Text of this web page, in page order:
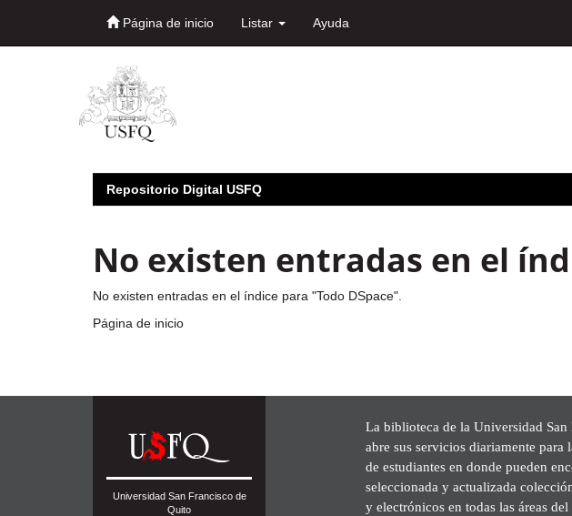
Página de inicio Listar Ayuda
Repositorio Digital USFQ
No existen entradas en el
No existen entradas en el índice para "Todo DSpace".
Página de inicio
Universidad San Francisco de
Quito
La biblioteca de la Universidad San
abre sus servicios diariamente para
de estudiantes en donde pueden
seleccionada y actualizada
y electrónicos en todas las áreas